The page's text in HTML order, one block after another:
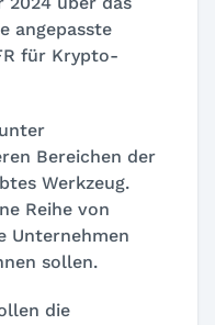
angepasste
für Krypto-
Bereichen der
Werkzeug.
Reihe von
Unternehmen
sollen.
die